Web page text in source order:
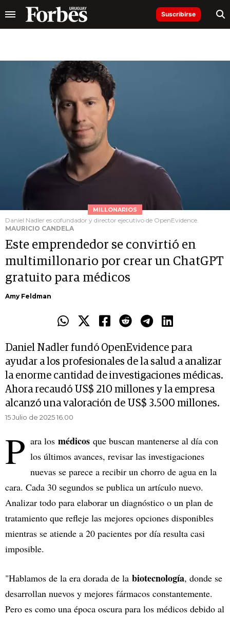
Suscribirse
MILLONARIOS
Daniel Nadler es cofundador y director ejecutivo de OpenEvidence.
MAURICIO CANDELA
Este emprendedor se convirtió en
multimillonario por crear un ChatGPT
gratuito para médicos
Amy Feldman
Daniel Nadler fundó OpenEvidence para
ayudar a los profesionales de la salud a analizar
la enorme cantidad de investigaciones médicas.
Ahora recaudó US$ 210 millones y la empresa
alcanzó una valoración de US$ 3.500 millones.
15 Julio de 2025 16.00
P ara los médicos que buscan mantenerse al día con
los últimos avances, revisar las investigaciones
nuevas se parece a recibir un chorro de agua en la
cara. Cada 30 segundos se publica un artículo nuevo.
Analizar todo para elaborar un diagnóstico o un plan de
tratamiento que refleje las mejores opciones disponibles
mientras se atiende a 20 pacientes por día resulta casi
imposible.
"Hablamos de la era dorada de la biotecnología, donde se
desarrollan nuevos y mejores fármacos constantemente.
Pero es como una época oscura para los médicos debido al